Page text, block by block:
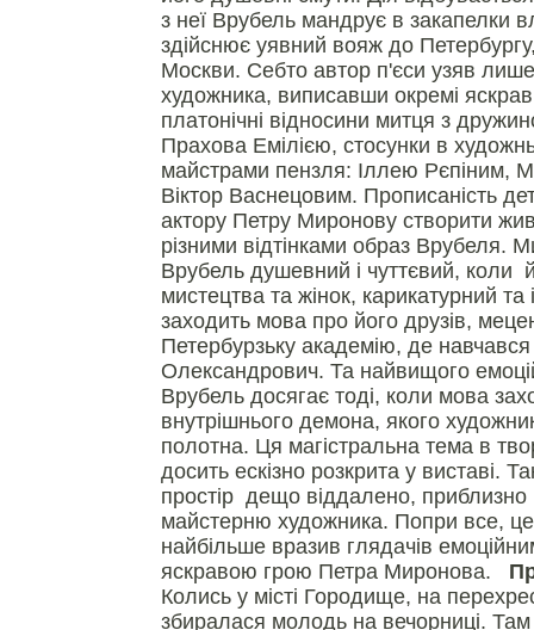
з неї Врубель мандрує в закапелки
здійснює уявний вояж до
Москви. Себто автор п'єси узяв лише
художника, виписавши окремі
платонічні відносини митця з
Прахова Емілією, стосунки в
майстрами пензля: Іллею Рєпіним,
Віктор Васнецовим. Прописаність
актору Петру Миронову створити
різними відтінками образ Врубеля.
Врубель душевний і чуттєвий, коли
мистецтва та жінок, карикатурний та
заходить мова про його друзів,
Петербурзьку академію, де
Олександрович. Та найвищого
Врубель досягає тоді, коли мова
внутрішнього демона, якого
полотна. Ця магістральна тема в
досить ескізно розкрита у виставі.
простір дещо віддалено, приблизно
майстерню художника. Попри все,
найбільше вразив глядачів
яскравою грою Петра Миронова.
Колись у місті Городище, на
збиралася молодь на вечорниці. Там